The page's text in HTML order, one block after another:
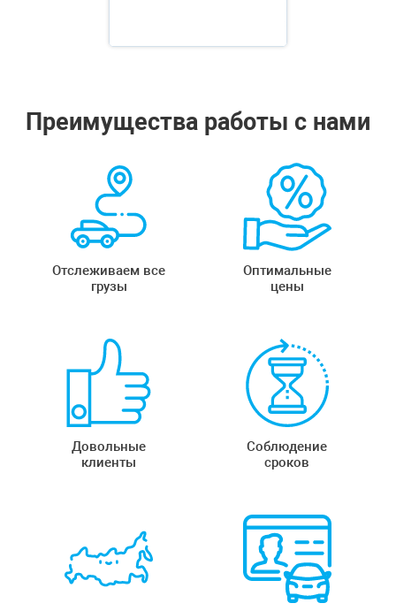
Преимущества работы с нами
Отслеживаем все
грузы
Оптимальные
цены
Довольные
клиенты
Соблюдение
сроков